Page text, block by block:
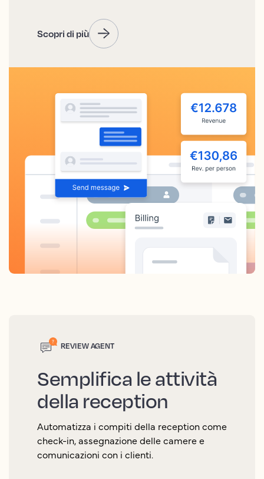
Scopri di più
REVIEW AGENT
Semplifica le attività
della reception
Automatizza i compiti della reception come
check-in, assegnazione delle camere e
comunicazioni con i clienti.